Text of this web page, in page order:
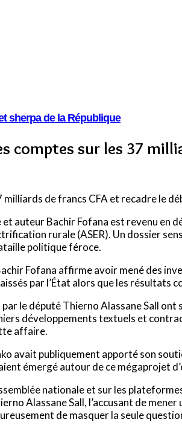
sherpa de la République
comptes sur les 37
milliards de francs CFA et recadre le
et auteur Bachir Fofana est revenu
rurale (ASER). Un dossier
politique féroce.
Fofana affirme avoir mené des
par l’État alors que les
le député Thierno Alassane Sall
développements textuels et
affaire.
avait publiquement apporté son
émergé autour de ce mégaprojet
nationale et sur les
Alassane Sall, l’accusant de
de masquer la seule